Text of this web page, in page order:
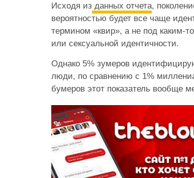
Исходя из данных отчета,
вероятностью будет все чаще
термином «квир», а не под каким-
или сексуальной идентичности.
Однако 5% зумеров
люди, по сравнению с 1%
бумеров этот показатель вообще